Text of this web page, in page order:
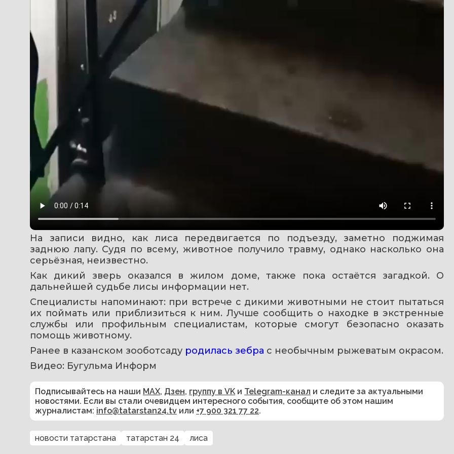
На записи видно, как лиса передвигается по подъезду, заметно поджимая
заднюю лапу. Судя по всему, животное получило травму, однако насколько она
серьёзная, неизвестно.
Как дикий зверь оказался в жилом доме, также пока остаётся загадкой. О
дальнейшей судьбе лисы информации нет.
Специалисты напоминают: при встрече с дикими животными не стоит пытаться
их поймать или приблизиться к ним. Лучше сообщить о находке в экстренные
службы или профильным специалистам, которые смогут безопасно оказать
помощь животному.
Ранее в казанском зооботсаду родилась зебра
Видео: Бугульма Информ
Подписывайтесь на наши MAX, Дзен, группу в VK и Telegram-канал и следите за актуальными
новостями. Если вы стали очевидцем интересного события, сообщите об этом нашим
журналистам: info@tatarstan24.tv или +7 900 321 77 22.
новости татарстана татарстан 24 лиса